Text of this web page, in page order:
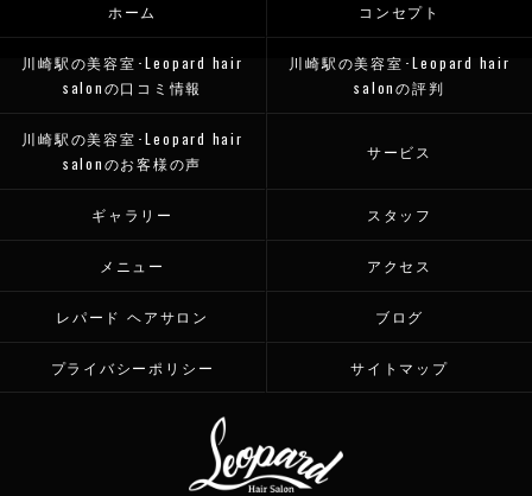
ホーム コンセプト
川崎駅の美容室･Leopard hair
salonの口コミ情報
川崎駅の美容室･Leopard hair
salonの評判
川崎駅の美容室･Leopard hair
salonのお客様の声
サービス
ギャラリー スタッフ
メニュー アクセス
レパード ヘアサロン ブログ
プライバシーポリシー サイトマップ